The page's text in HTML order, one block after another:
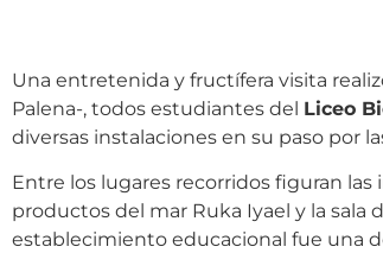
Una entretenida y fructífera visita
Palena-, todos estudiantes del Liceo
diversas instalaciones en su paso por
Entre los lugares recorridos figuran
productos del mar Ruka Iyael y la sala
establecimiento educacional fue una